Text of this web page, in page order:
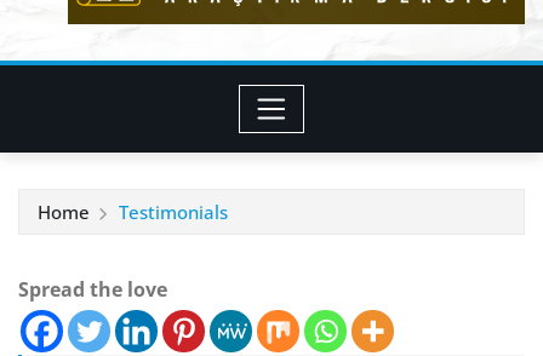
Home Testimonials
Spread the love